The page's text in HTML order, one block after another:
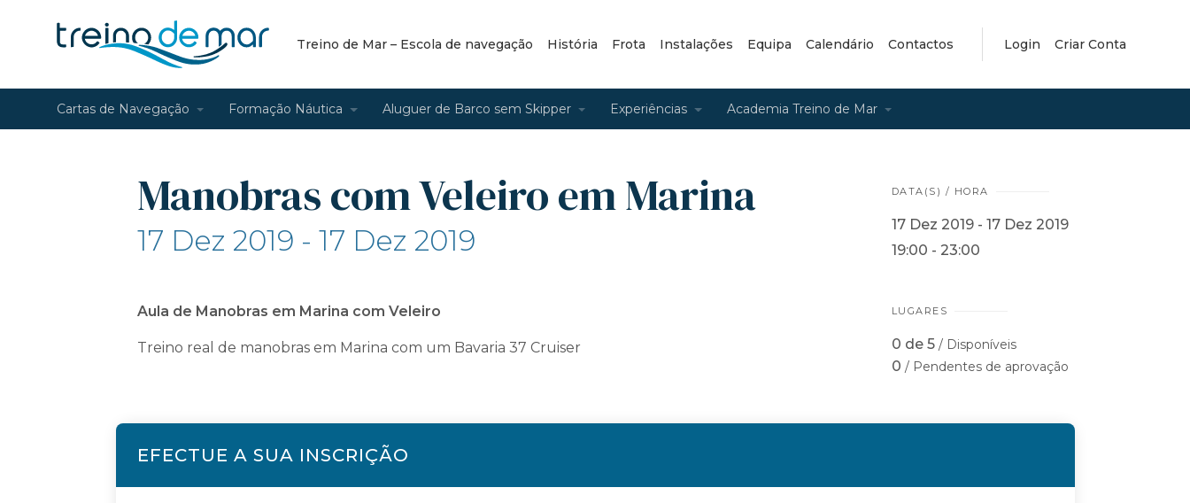
Treino de Mar – Escola de navegação História Frota Instalações Equipa Calendário Contactos Login Criar Conta
Cartas de Navegação Formação Náutica Aluguer de Barco sem Skipper Experiências Academia Treino de Mar
Manobras com Veleiro em Marina
17 Dez 2019 - 17 Dez 2019
Aula de Manobras em Marina com Veleiro
Treino real de manobras em Marina com um Bavaria 37 Cruiser
DATA(S) / HORA
17 Dez 2019 - 17 Dez 2019
19:00 - 23:00
LUGARES
0 de 5 / Disponíveis
0 / Pendentes de aprovação
EFECTUE A SUA INSCRIÇÃO